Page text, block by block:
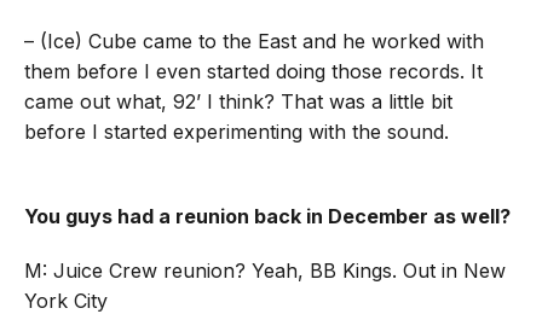
– (Ice) Cube came to the East and he worked with
them before I even started doing those records. It
came out what, 92’ I think? That was a little bit
before I started experimenting with the sound.
You guys had a reunion back in December as well?
M: Juice Crew reunion? Yeah, BB Kings. Out in New
York City